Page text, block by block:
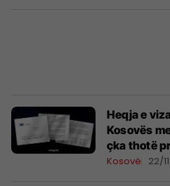
Heqja e
Kosovës
çka thotë
Evropian?
Kosovë 22/